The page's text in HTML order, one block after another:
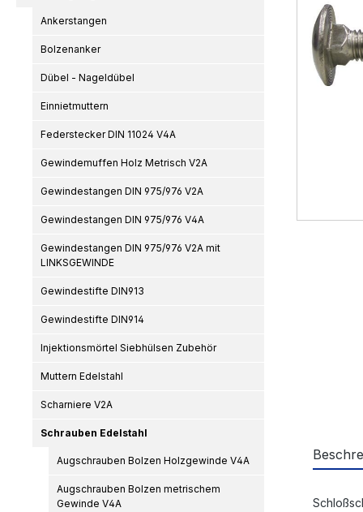
Ankerstangen
Bolzenanker
Dübel - Nageldübel
Einnietmuttern
Federstecker DIN 11024 V4A
Gewindemuffen Holz Metrisch V2A
Gewindestangen DIN 975/976 V2A
Gewindestangen DIN 975/976 V4A
Gewindestangen DIN 975/976 V2A mit
LINKSGEWINDE
Gewindestifte DIN913
Gewindestifte DIN914
Injektionsmörtel Siebhülsen Zubehör
Muttern Edelstahl
Scharniere V2A
Schrauben Edelstahl
Augschrauben Bolzen Holzgewinde V4A
Augschrauben Bolzen metrischem
Gewinde V4A